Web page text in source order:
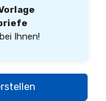
Ihnen!